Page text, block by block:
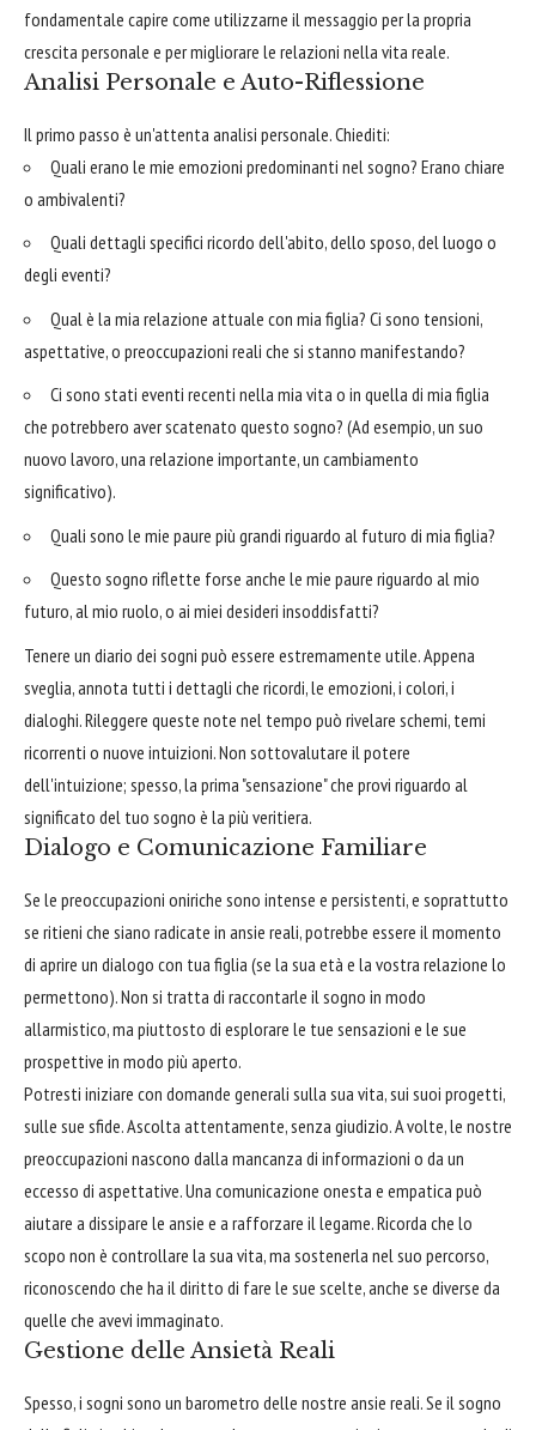
fondamentale capire come utilizzarne il messaggio per la propria
crescita personale e per migliorare le relazioni nella vita reale.
Analisi Personale e Auto-Riflessione
Il primo passo è un'attenta analisi personale. Chiediti:
Quali erano le mie emozioni predominanti nel sogno? Erano chiare
o ambivalenti?
Quali dettagli specifici ricordo dell'abito, dello sposo, del luogo o
degli eventi?
Qual è la mia relazione attuale con mia figlia? Ci sono tensioni,
aspettative, o preoccupazioni reali che si stanno manifestando?
Ci sono stati eventi recenti nella mia vita o in quella di mia figlia
che potrebbero aver scatenato questo sogno? (Ad esempio, un suo
nuovo lavoro, una relazione importante, un cambiamento
significativo).
Quali sono le mie paure più grandi riguardo al futuro di mia figlia?
Questo sogno riflette forse anche le mie paure riguardo al mio
futuro, al mio ruolo, o ai miei desideri insoddisfatti?
Tenere un diario dei sogni può essere estremamente utile. Appena
sveglia, annota tutti i dettagli che ricordi, le emozioni, i colori, i
dialoghi. Rileggere queste note nel tempo può rivelare schemi, temi
ricorrenti o nuove intuizioni. Non sottovalutare il potere
dell'intuizione; spesso, la prima "sensazione" che provi riguardo al
significato del tuo sogno è la più veritiera.
Dialogo e Comunicazione Familiare
Se le preoccupazioni oniriche sono intense e persistenti, e soprattutto
se ritieni che siano radicate in ansie reali, potrebbe essere il momento
di aprire un dialogo con tua figlia (se la sua età e la vostra relazione lo
permettono). Non si tratta di raccontarle il sogno in modo
allarmistico, ma piuttosto di esplorare le tue sensazioni e le sue
prospettive in modo più aperto.
Potresti iniziare con domande generali sulla sua vita, sui suoi progetti,
sulle sue sfide. Ascolta attentamente, senza giudizio. A volte, le nostre
preoccupazioni nascono dalla mancanza di informazioni o da un
eccesso di aspettative. Una comunicazione onesta e empatica può
aiutare a dissipare le ansie e a rafforzare il legame. Ricorda che lo
scopo non è controllare la sua vita, ma sostenerla nel suo percorso,
riconoscendo che ha il diritto di fare le sue scelte, anche se diverse da
quelle che avevi immaginato.
Gestione delle Ansietà Reali
Spesso, i sogni sono un barometro delle nostre ansie reali. Se il sogno